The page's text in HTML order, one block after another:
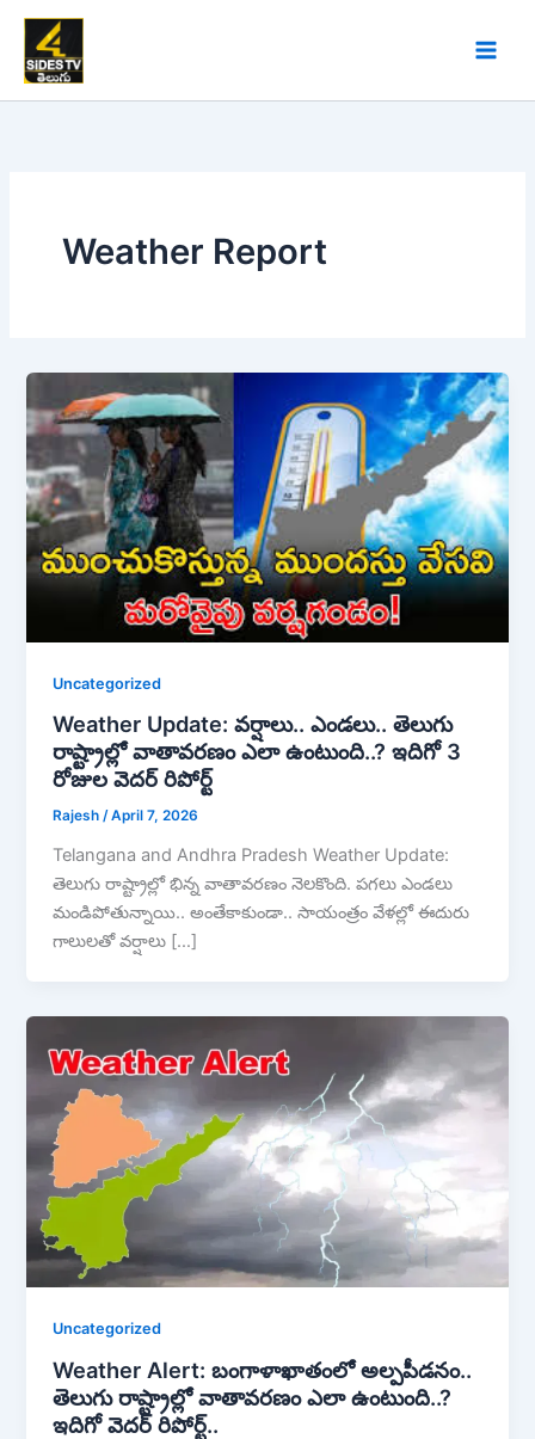
Skip
content
Weather Report
Uncategorized
Weather Update: వర్షాలు.. ఎండలు.. తెలుగు
రాష్ట్రాల్లో వాతావరణం ఎలా ఉంటుంది..? ఇదిగో 3
రోజుల వెదర్ రిపోర్ట్
Rajesh/April 7, 2026
Telangana and Andhra Pradesh Weather Update:
తెలుగు రాష్ట్రాల్లో భిన్న వాతావరణం నెలకొంది. పగలు ఎండలు
మండిపోతున్నాయి.. అంతేకాకుండా.. సాయంత్రం వేళల్లో ఈదురు
గాలులతో వర్షాలు […]
Uncategorized
Weather Alert: బంగాళాఖాతంలో అల్పపీడనం..
తెలుగు రాష్ట్రాల్లో వాతావరణం ఎలా ఉంటుంది..?
ఇదిగో వెదర్ రిపోర్ట్..